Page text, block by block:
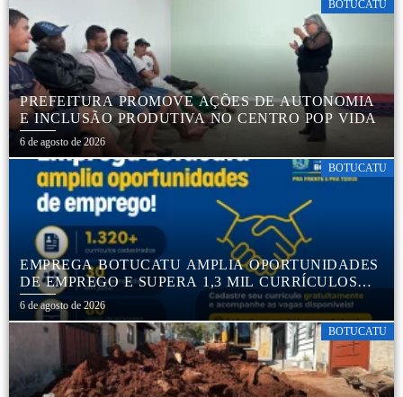
BOTUCATU
PREFEITURA PROMOVE AÇÕES DE AUTONOMIA
E INCLUSÃO PRODUTIVA NO CENTRO POP VIDA
6 de agosto de 2026
BOTUCATU
EMPREGA BOTUCATU AMPLIA OPORTUNIDADES
DE EMPREGO E SUPERA 1,3 MIL CURRÍCULOS
CADASTRADOS
6 de agosto de 2026
BOTUCATU